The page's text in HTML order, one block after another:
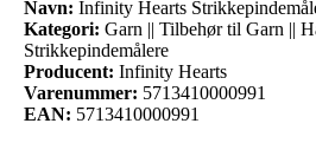
Navn: Infinity Hearts
Kategori: Garn || Tilbehør til Garn ||
Strikkepindemålere
Producent: Infinity Hearts
Varenummer: 5713410000991
EAN: 5713410000991